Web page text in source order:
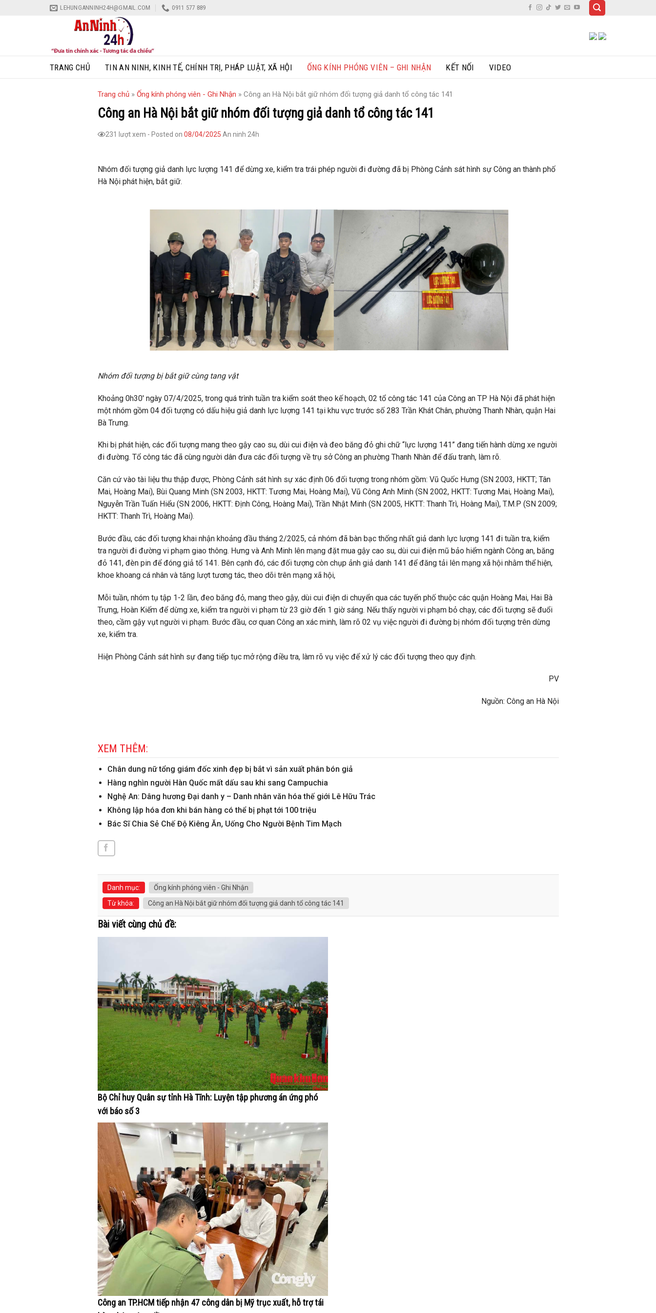
LEHUNGANNINH24H@GMAIL.COM 0911 577 889
TRANG CHỦ TIN AN NINH, KINH TẾ, CHÍNH TRỊ, PHÁP LUẬT, XÃ HỘI ỐNG KÍNH PHÓNG VIÊN – GHI NHẬN KẾT NỐI VIDEO
Trang chủ» Ống kính phóng viên - Ghi Nhận » Công an Hà Nội bắt giữ nhóm đối tượng giả danh tổ công tác 141
Công an Hà Nội bắt giữ nhóm đối tượng giả danh tổ công tác 141
231 lượt xem - Posted on 08/04/2025 An ninh 24h
Nhóm đối tượng giả danh lực lượng 141 để dừng xe, kiểm tra trái phép người đi đường đã bị Phòng Cảnh sát hình sự Công an thành phố
Hà Nội phát hiện, bắt giữ.
Nhóm đối tượng bị bắt giữ cùng tang vật
Khoảng 0h30′ ngày 07/4/2025, trong quá trình tuần tra kiểm soát theo kế hoạch, 02 tổ công tác 141 của Công an TP Hà Nội đã phát hiện
một nhóm gồm 04 đối tượng có dấu hiệu giả danh lực lượng 141 tại khu vực trước số 283 Trần Khát Chân, phường Thanh Nhàn, quận Hai
Bà Trưng.
Khi bị phát hiện, các đối tượng mang theo gậy cao su, dùi cui điện và đeo băng đỏ ghi chữ “lực lượng 141” đang tiến hành dừng xe người
đi đường. Tổ công tác đã cùng người dân đưa các đối tượng về trụ sở Công an phường Thanh Nhàn để đấu tranh, làm rõ.
Căn cứ vào tài liệu thu thập được, Phòng Cảnh sát hình sự xác định 06 đối tượng trong nhóm gồm: Vũ Quốc Hưng (SN 2003, HKTT; Tân
Mai, Hoàng Mai), Bùi Quang Minh (SN 2003, HKTT: Tương Mai, Hoàng Mai), Vũ Công Anh Minh (SN 2002, HKTT: Tương Mai, Hoàng Mai),
Nguyễn Trần Tuấn Hiểu (SN 2006, HKTT: Định Công, Hoàng Mai), Trần Nhật Minh (SN 2005, HKTT: Thanh Trì, Hoàng Mai), T.M.P (SN 2009;
HKTT: Thanh Trì, Hoàng Mai).
Bước đầu, các đối tượng khai nhận khoảng đầu tháng 2/2025, cả nhóm đã bàn bạc thống nhất giả danh lực lượng 141 đi tuần tra, kiểm
tra người đi đường vi phạm giao thông. Hưng và Anh Minh lên mạng đặt mua gậy cao su, dùi cui điện mũ bảo hiểm ngành Công an, băng
đỏ 141, đèn pin để đóng giả tổ 141. Bên cạnh đó, các đối tượng còn chụp ảnh giả danh 141 để đăng tải lên mạng xã hội nhằm thể hiện,
khoe khoang cá nhân và tăng lượt tương tác, theo dõi trên mạng xã hội,
Mỗi tuần, nhóm tụ tập 1-2 lần, đeo băng đỏ, mang theo gậy, dùi cui điện di chuyển qua các tuyến phố thuộc các quận Hoàng Mai, Hai Bà
Trưng, Hoàn Kiếm để dừng xe, kiểm tra người vi phạm từ 23 giờ đến 1 giờ sáng. Nếu thấy người vi phạm bỏ chạy, các đối tượng sẽ đuổi
theo, cầm gậy vụt người vi phạm. Bước đầu, cơ quan Công an xác minh, làm rõ 02 vụ việc người đi đường bị nhóm đối tượng trên dừng
xe, kiểm tra.
Hiện Phòng Cảnh sát hình sự đang tiếp tục mở rộng điều tra, làm rõ vụ việc để xử lý các đối tượng theo quy định.
PV
Nguồn: Công an Hà Nội
XEM THÊM:
Chân dung nữ tổng giám đốc xinh đẹp bị bắt vì sản xuất phân bón giả
Hàng nghìn người Hàn Quốc mất dấu sau khi sang Campuchia
Nghệ An: Dâng hương Đại danh y – Danh nhân văn hóa thế giới Lê Hữu Trác
Không lập hóa đơn khi bán hàng có thể bị phạt tới 100 triệu
Bác Sĩ Chia Sẻ Chế Độ Kiêng Ăn, Uống Cho Người Bệnh Tim Mạch
Danh mục:
Ống kính phóng viên - Ghi Nhận
Từ khóa:
Công an Hà Nội bắt giữ nhóm đối tượng giả danh tổ công tác 141
Bài viết cùng chủ đề:
Bộ Chỉ huy Quân sự tỉnh Hà Tĩnh: Luyện tập phương án ứng phó
với báo số 3
Công an TP.HCM tiếp nhận 47 công dân bị Mỹ trục xuất, hỗ trợ tái